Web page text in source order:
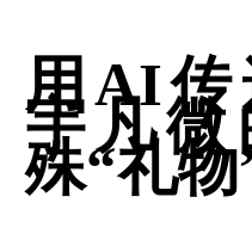
用AI传
宇凡微
殊“礼物